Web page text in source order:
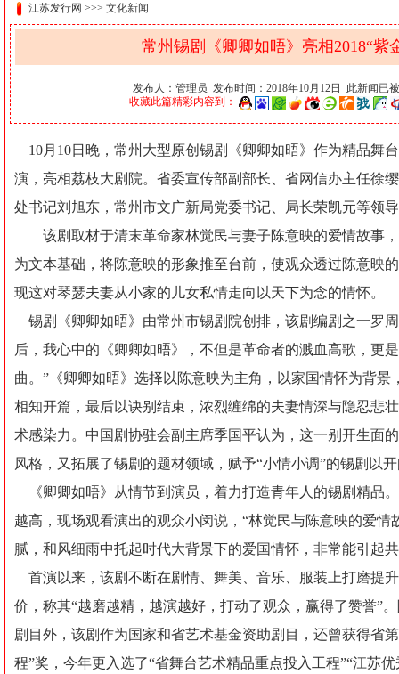
江苏发行网 >>> 文化新闻
常州锡剧《卿卿如晤》亮相2018“紫
发布人：管理员 发布时间：2018年10月12日 此新闻已
收藏此篇精彩内容到：
10月10日晚，常州大型原创锡剧《卿卿如晤》作为精品舞
演，亮相荔枝大剧院。省委宣传部副部长、省网信办主任徐
处书记刘旭东，常州市文广新局党委书记、局长荣凯元等领
该剧取材于清末革命家林觉民与妻子陈意映的爱情故事，
为文本基础，将陈意映的形象推至台前，使观众透过陈意映
现这对琴瑟夫妻从小家的儿女私情走向以天下为念的情怀。
锡剧《卿卿如晤》由常州市锡剧院创排，该剧编剧之一罗
后，我心中的《卿卿如晤》，不但是革命者的溅血高歌，更
曲。”《卿卿如晤》选择以陈意映为主角，以家国情怀为背
相知开篇，最后以诀别结束，浓烈缠绵的夫妻情深与隐忍悲
术感染力。中国剧协驻会副主席季国平认为，这一别开生面
风格，又拓展了锡剧的题材领域，赋予“小情小调”的锡剧以
《卿卿如晤》从情节到演员，着力打造青年人的锡剧精品
越高，现场观看演出的观众小闵说，“林觉民与陈意映的爱
腻，和风细雨中托起时代大背景下的爱国情怀，非常能引起
首演以来，该剧不断在剧情、舞美、音乐、服装上打磨提
价，称其“越磨越精，越演越好，打动了观众，赢得了赞誉”
剧目外，该剧作为国家和省艺术基金资助剧目，还曾获得省
程”奖，今年更入选了“省舞台艺术精品重点投入工程”“江苏